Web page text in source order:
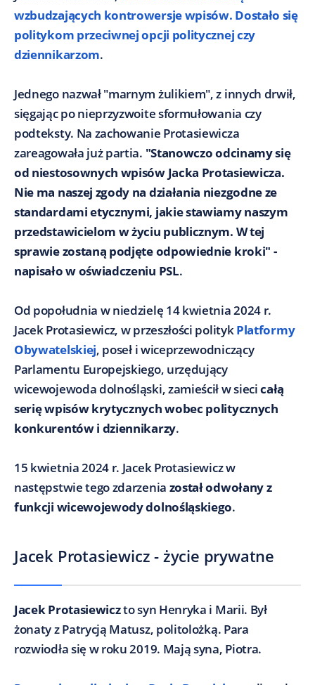
wzbudzających kontrowersje wpisów. Dostało się
politykom przeciwnej opcji politycznej czy
dziennikarzom.
Jednego nazwał "marnym żulikiem", z innych drwił,
sięgając po nieprzyzwoite sformułowania czy
podteksty. Na zachowanie Protasiewicza
zareagowała już partia. "Stanowczo odcinamy się
od niestosownych wpisów Jacka Protasiewicza.
Nie ma naszej zgody na działania niezgodne ze
standardami etycznymi, jakie stawiamy naszym
przedstawicielom w życiu publicznym. W tej
sprawie zostaną podjęte odpowiednie kroki" -
napisało w oświadczeniu PSL.
Od popołudnia w niedzielę 14 kwietnia 2024 r.
Jacek Protasiewicz, w przeszłości politykPlatformy
Obywatelskiej, poseł i wiceprzewodniczący
Parlamentu Europejskiego, urzędujący
wicewojewoda dolnośląski, zamieścił w siecicałą
serię wpisów krytycznych wobec politycznych
konkurentów i dziennikarzy.
15 kwietnia 2024 r. Jacek Protasiewicz w
następstwie tego zdarzenia został odwołany z
funkcji wicewojewody dolnośląskiego.
Jacek Protasiewicz - życie prywatne
Jacek Protasiewiczto syn Henryka i Marii. Był
żonaty z Patrycją Matusz, politolożką. Para
rozwiodła się w roku 2019. Mają syna, Piotra.